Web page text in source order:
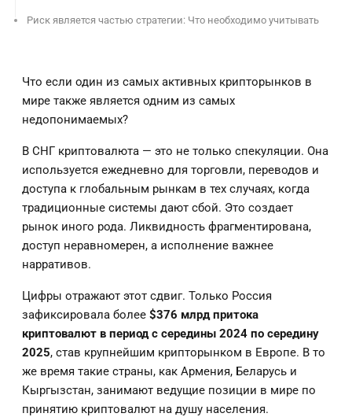
Риск является частью стратегии: Что необходимо учитывать
Что если один из самых активных крипторынков в
мире также является одним из самых
недопонимаемых?
В СНГ криптовалюта — это не только спекуляции. Она
используется ежедневно для торговли, переводов и
доступа к глобальным рынкам в тех случаях, когда
традиционные системы дают сбой. Это создает
рынок иного рода. Ликвидность фрагментирована,
доступ неравномерен, а исполнение важнее
нарративов.
Цифры отражают этот сдвиг. Только Россия
зафиксировала более $376 млрд притока
криптовалют в период с середины 2024 по середину
2025, став крупнейшим крипторынком в Европе. В то
же время такие страны, как Армения, Беларусь и
Кыргызстан, занимают ведущие позиции в мире по
принятию криптовалют на душу населения.